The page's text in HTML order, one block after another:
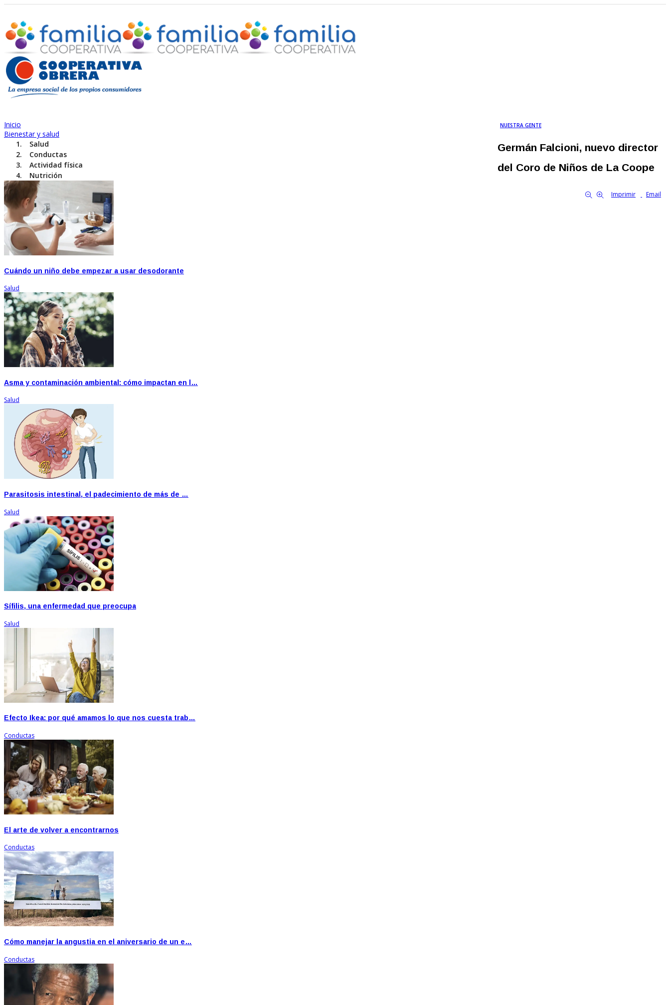
Inicio
Bienestar y salud
Salud
Conductas
Actividad física
Nutrición
Cuándo un niño debe empezar a usar desodorante
Salud
Asma y contaminación ambiental: cómo impactan en l…
Salud
Parasitosis intestinal, el padecimiento de más de …
Salud
Sífilis, una enfermedad que preocupa
Salud
Efecto Ikea: por qué amamos lo que nos cuesta trab…
Conductas
El arte de volver a encontrarnos
Conductas
Cómo manejar la angustia en el aniversario de un e…
Conductas
NUESTRA GENTE
Germán Falcioni, nuevo director
del Coro de Niños de La Coope
Imprimir Email